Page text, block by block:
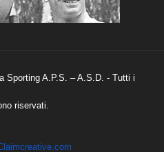
Sporting A.P.S. – A.S.D. - Tutti i
riservati.